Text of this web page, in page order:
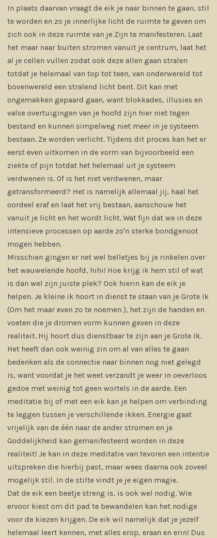
In plaats daarvan vraagt de eik je naar binnen te gaan, stil
te worden en zo je innerlijke licht de ruimte te geven om
zich ook in deze ruimte van je Zijn te manifesteren. Laat
het maar naar buiten stromen vanuit je centrum, laat het
al je cellen vullen zodat ook deze allen gaan stralen
totdat je helemaal van top tot teen, van onderwereld tot
bovenwereld een stralend licht bent. Dit kan met
ongemakken gepaard gaan, want blokkades, illusies en
valse overtuigingen van je hoofd zijn hier niet tegen
bestand en kunnen simpelweg niet meer in je systeem
bestaan. Ze worden verlicht. Tijdens dit proces kan het er
eerst even uitkomen in de vorm van bijvoorbeeld een
ziekte of pijn totdat het helemaal uit je systeem
verdwenen is. Of is het niet verdwenen, maar
getransformeerd? Het is namelijk allemaal jij, haal het
oordeel eraf en laat het vrij bestaan, aanschouw het
vanuit je licht en het wordt licht. Wat fijn dat we in deze
intensieve processen op aarde zo'n sterke bondgenoot
mogen hebben.
Misschien gingen er net wel belletjes bij je rinkelen over
het wauwelende hoofd, hihi! Hoe krijg ik hem stil of wat
is dan wel zijn juiste plek? Ook hierin kan de eik je
helpen. Je kleine ik hoort in dienst te staan van je Grote Ik
(Om het maar even zo te noemen ), het zijn de handen en
voeten die je dromen vorm kunnen geven in deze
realiteit. Hij hoort dus dienstbaar te zijn aan je Grote Ik.
Het heeft dan ook weinig zin om al van alles te gaan
bedenken als de connectie naar binnen nog niet gelegd
is, want voordat je het weet verzandt je weer in oeverloos
gedoe met weinig tot geen wortels in de aarde. Een
meditatie bij of met een eik kan je helpen om verbinding
te leggen tussen je verschillende ikken. Energie gaat
vrijelijk van de één naar de ander stromen en je
Goddelijkheid kan gemanifesteerd worden in deze
realiteit! Je kan in deze meditatie van tevoren een intentie
uitspreken die hierbij past, maar wees daarna ook zoveel
mogelijk stil. In de stilte vindt je je eigen magie.
Dat de eik een beetje streng is, is ook wel nodig. Wie
ervoor kiest om dit pad te bewandelen kan het nodige
voor de kiezen krijgen. De eik wil namelijk dat je jezelf
helemaal leert kennen, met alles erop, eraan en erin! Dus